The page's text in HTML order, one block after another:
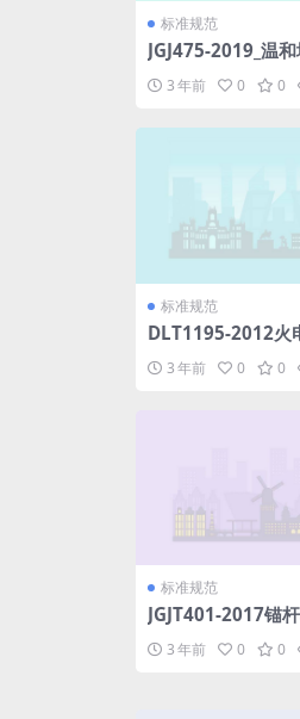
标准规范
JGJ475-2019_温和
住建筑节能设计标
3 年前 0 0
标准规范
DLT1195-2012火
pdf3 年前 0 0
标准规范
JGJT401-2017锚
监测技术规程.pdf
3 年前 0 0